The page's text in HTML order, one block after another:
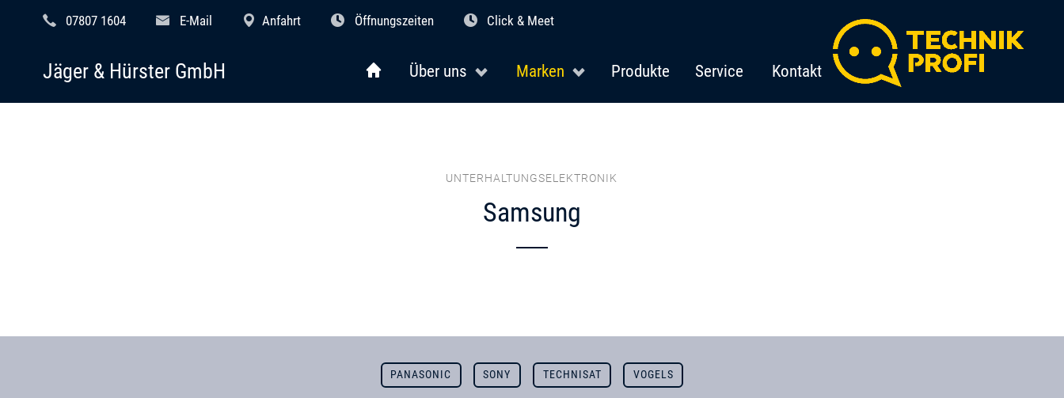
07807 1604 E-Mail Anfahrt Öffnungszeiten Click & Meet
Über uns Marken Produkte Service Kontakt
Jäger & Hürster GmbH
UNTERHALTUNGSELEKTRONIK
Samsung
PANASONIC SONY TECHNISAT VOGELS